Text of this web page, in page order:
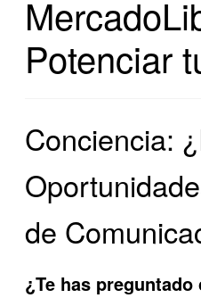
Potenciar
Conciencia:
de
¿Te has